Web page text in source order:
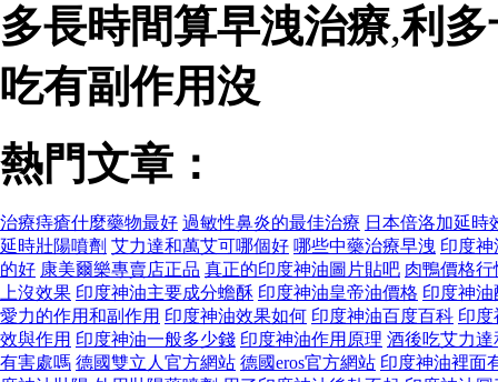
多長時間算早洩治療,利
吃有副作用沒
熱門文章：
治療痔瘡什麼藥物最好 過敏性鼻炎的最佳治療 日本倍洛加延時
延時壯陽噴劑 艾力達和萬艾可哪個好 哪些中藥治療早洩 印度
的好 康美爾樂專賣店正品 真正的印度神油圖片貼吧 肉鴨價格
上沒效果 印度神油主要成分蟾酥 印度神油皇帝油價格 印度神
愛力的作用和副作用 印度神油效果如何 印度神油百度百科 印度
效與作用 印度神油一般多少錢 印度神油作用原理 酒後吃艾力達
有害處嗎 德國雙立人官方網站 德國eros官方網站 印度神油裡面